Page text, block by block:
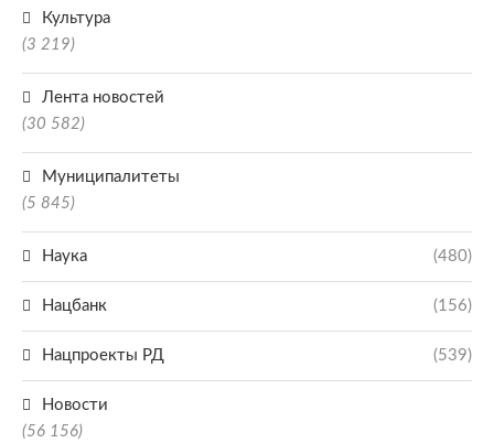
Культура
(3 219)
Лента новостей
(30 582)
Муниципалитеты
(5 845)
Наука (480)
Нацбанк (156)
Нацпроекты РД (539)
Новости
(56 156)